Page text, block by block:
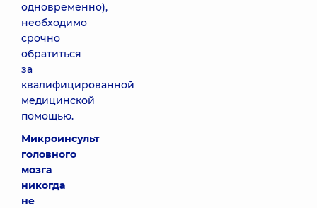
одновременно),
необходимо
срочно
обратиться
за
квалифицированной
медицинской
помощью.
Микроинсульт
головного
мозга
никогда
не